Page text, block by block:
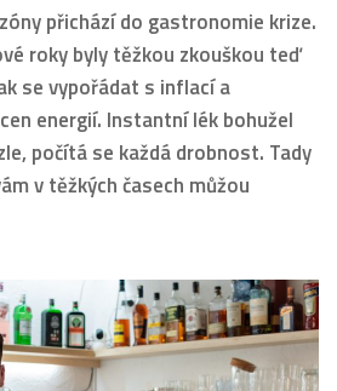
přichází do gastronomie krize.
roky byly těžkou zkouškou teď
se vypořádat s inflací a
energií. Instantní lék bohužel
počítá se každá drobnost. Tady
v těžkých časech můžou